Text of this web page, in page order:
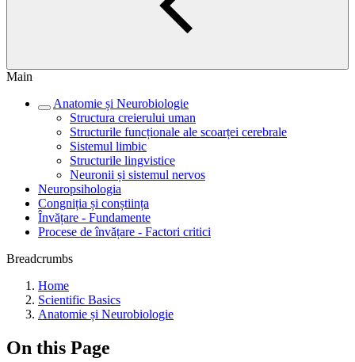
Main
Anatomie și Neurobiologie
Structura creierului uman
Structurile funcționale ale scoarței cerebrale
Sistemul limbic
Structurile lingvistice
Neuronii și sistemul nervos
Neuropsihologia
Congniția și conștiința
Învățare - Fundamente
Procese de învățare - Factori critici
Breadcrumbs
Home
Scientific Basics
Anatomie și Neurobiologie
On this Page